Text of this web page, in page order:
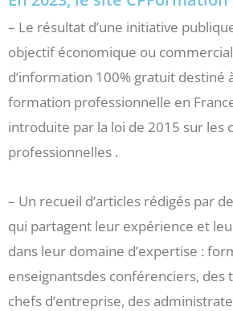
– Le résultat d’une initiative
objectif économique ou
d’information 100% gratuit destiné
formation professionnelle en
introduite par la loi de 2015 sur les
professionnelles .
– Un recueil d’articles rédigés par
qui partagent leur expérience et
dans leur domaine d’expertise :
enseignantsdes conférenciers, des
chefs d’entreprise, des